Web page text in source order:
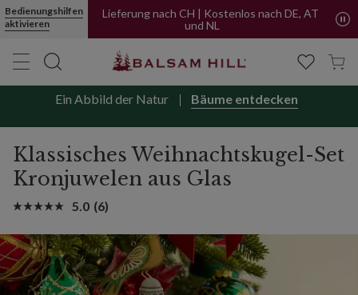
Bedienungshilfen
aktivieren
Lieferung nach CH | Kostenlos nach DE, AT
und NL
Ein Abbild der Natur Bäume entdecken
Klassisches Weihnachtskugel-Set
Kronjuwelen aus Glas
5.0 (6)